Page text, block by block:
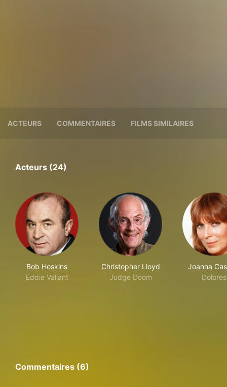
ACTEURS COMMENTAIRES FILMS SIMILAIRES
Acteurs (24)
Bob Hoskins
Eddie Valiant
Christopher Lloyd
Judge Doom
Joanna
Dolores
Commentaires (6)